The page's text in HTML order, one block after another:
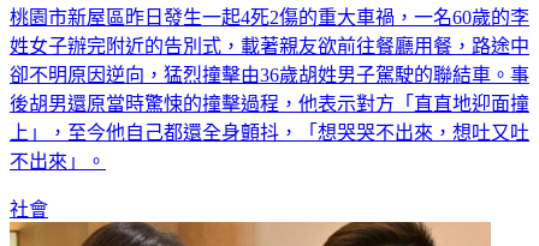
桃園市新屋區昨日發生一起4死2傷的重大車禍，一名60歲的李
姓女子辦完附近的告別式，載著親友欲前往餐廳用餐，路途中
卻不明原因逆向，猛烈撞擊由36歲胡姓男子駕駛的聯結車。事
後胡男還原當時驚悚的撞擊過程，他表示對方「直直地迎面撞
上」，至今他自己都還全身顫抖，「想哭哭不出來，想吐又吐
不出來」。
社會